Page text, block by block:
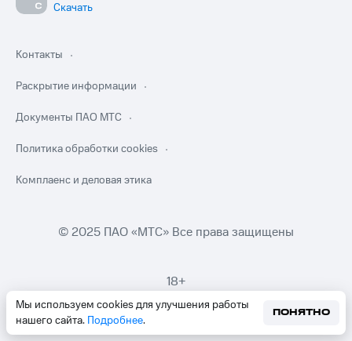
Мы используем cookies для улучшения работы
нашего сайта. Подробнее.
ПОНЯТНО
Скачать
Контакты
Раскрытие информации
Документы ПАО МТС
Политика обработки cookies
Комплаенс и деловая этика
© 2025 ПАО «МТС» Все права защищены
18+